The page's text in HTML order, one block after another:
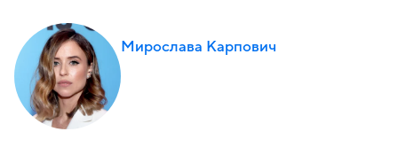
Мирослава Карпович